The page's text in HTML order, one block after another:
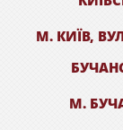
М. КИЇВ,
М.